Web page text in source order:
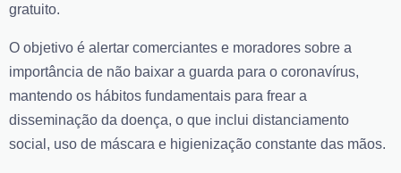
gratuito.
O objetivo é alertar comerciantes e moradores sobre a
importância de não baixar a guarda para o coronavírus,
mantendo os hábitos fundamentais para frear a
disseminação da doença, o que inclui distanciamento
social, uso de máscara e higienização constante das mãos.